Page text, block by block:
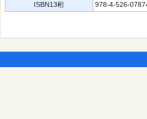
ISBN13桁
978-4-526-